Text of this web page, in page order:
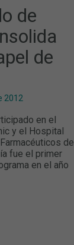
de
de
2012
en el
y el Hospital
de
fue el primer
en el año